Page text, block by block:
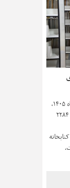
نهاد کتابخانه‌های عمومی کشور تا پایان خردادماه ۱۴۰۵،
تعداد ۴۳۹۴ نقطه خدمت دارد که از این تعداد، ۲۲۸۴
کتابخانه‌ای، ۵۶۴ نقطه خدمت تحت پوشش ۷۸ کتابخانه